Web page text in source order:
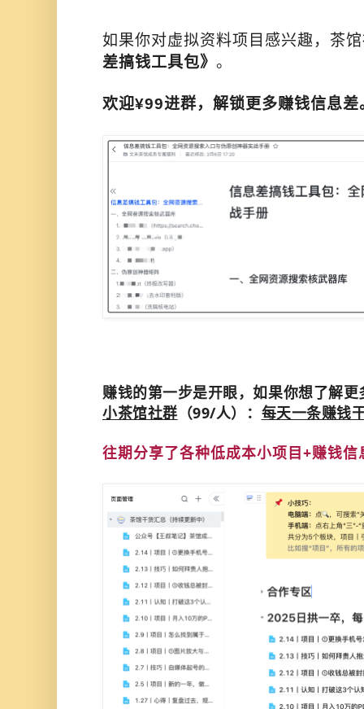
如果你对虚拟资料项目感兴趣，茶
差搞钱工具包》 。
欢迎¥99进群，解锁更多赚钱信息差
赚钱的第一步是开眼，如果你想了解
小茶馆社群 （99/人）： 每天一条赚钱
往期分享了各种低成本小项目+赚钱信